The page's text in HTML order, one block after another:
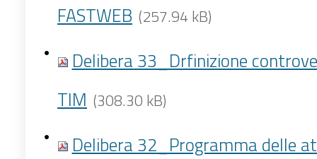
FASTWEB (257.94 kB)
Delibera 33_Drfinizione
TIM (308.30 kB)
Delibera 32_Programma delle